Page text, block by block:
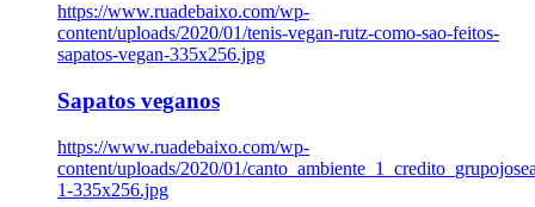
https://www.ruadebaixo.com/wp-
content/uploads/2020/01/tenis-vegan-rutz-como-sao-feitos-
sapatos-vegan-335x256.jpg
Sapatos veganos
https://www.ruadebaixo.com/wp-
content/uploads/2020/01/
1-335x256.jpg